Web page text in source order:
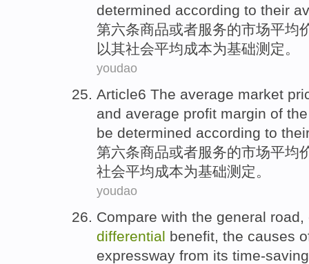
determined according to their
第六条商品或者服务的市场平均
以其社会平均成本为基础测定。
youdao
Article6 The average market
and average profit margin of the
be determined according to
第六条商品或者服务的市场平均
社会平均成本为基础测定。
youdao
Compare with the general road,
differential benefit, the causes
expressway from its time-saving